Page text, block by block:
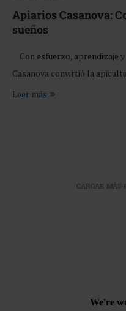
Apiarios Casanova:
sueños
Con esfuerzo, aprendizaje
Casanova convirtió la
Leer más
CARGAR MÁS